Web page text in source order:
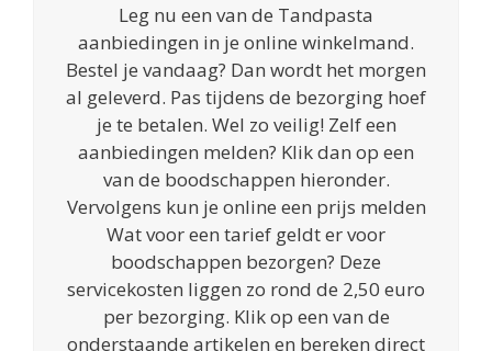
Leg nu een van de Tandpasta
aanbiedingen in je online winkelmand.
Bestel je vandaag? Dan wordt het morgen
al geleverd. Pas tijdens de bezorging hoef
je te betalen. Wel zo veilig! Zelf een
aanbiedingen melden? Klik dan op een
van de boodschappen hieronder.
Vervolgens kun je online een prijs melden
Wat voor een tarief geldt er voor
boodschappen bezorgen? Deze
servicekosten liggen zo rond de 2,50 euro
per bezorging. Klik op een van de
onderstaande artikelen en bereken direct